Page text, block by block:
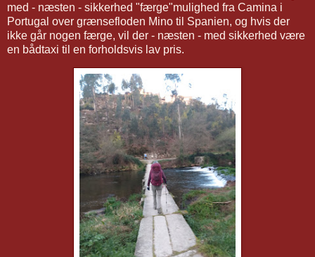
med - næsten - sikkerhed "færge"mulighed fra Camina i
Portugal over grænsefloden Mino til Spanien, og hvis der
ikke går nogen færge, vil der - næsten - med sikkerhed være
en bådtaxi til en forholdsvis lav pris.